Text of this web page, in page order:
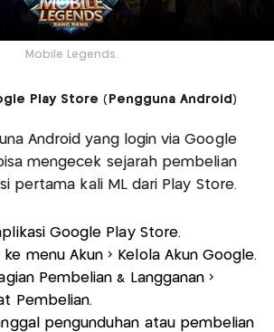
Mobile Legends.
Play Store (Pengguna Android)
Android yang login via Google
mengecek sejarah pembelian
pertama kali ML dari Play Store.
Google Play Store.
ke menu Akun > Kelola Akun Google.
Pembelian & Langganan >
Pembelian.
pengunduhan atau pembelian